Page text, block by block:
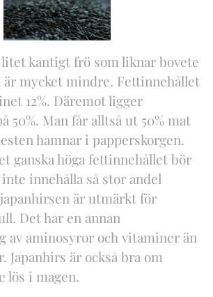
litet kantigt frö som liknar bovete
mycket mindre. Fettinnehållet
12%. Däremot ligger
50%. Man får alltså ut 50% mat
hamnar i papperskorgen.
ganska höga fettinnehållet bör
innehålla så stor andel
är utmärkt för
Det har en annan
av aminosyror och vitaminer än
Japanhirs är också bra om
lös i magen.